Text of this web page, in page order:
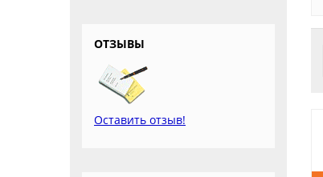
ОТЗЫВЫ
Оставить отзыв!